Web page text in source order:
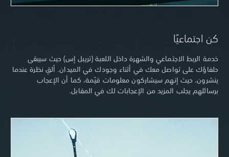
كن اجتماعيًا
خدمة الربط الاجتماعي والشهرة داخل اللعبة (تريبل إس) حيث سيبقى
حلفاؤك على تواصل معك في أثناء وجودك في الميدان. ألقِ نظرة عندما
ينشرون، حيث إنهم سيشاركون معلومات قيّمة، كما أن الإعجاب
برسائلهم يجلب المزيد من الإعجابات لك في المقابل.